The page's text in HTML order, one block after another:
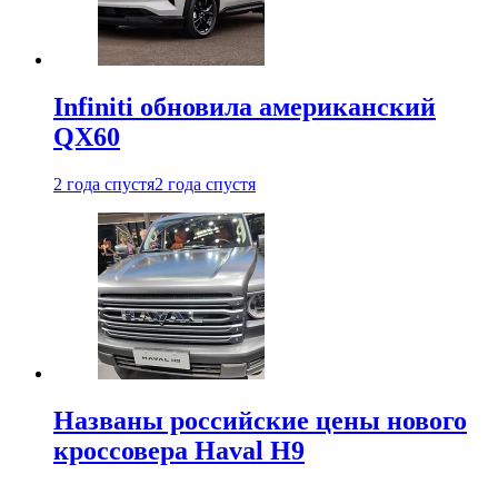
Infiniti обновила американский
QX60
2 года спустя2 года спустя
Названы российские цены нового
кроссовера Haval H9